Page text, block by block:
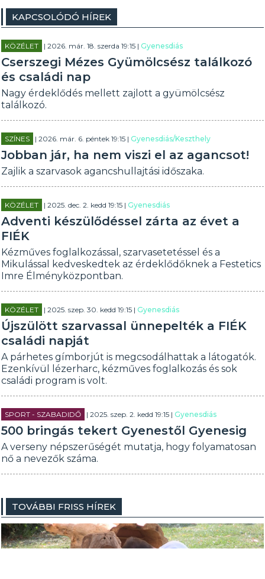
KAPCSOLÓDÓ HÍREK
KÖZÉLET | 2026. már. 18. szerda 19:15 |Gyenesdiás
Cserszegi Mézes Gyümölcsész találkozó
és családi nap
Nagy érdeklődés mellett zajlott a gyümölcsész
találkozó.
SZÍNES | 2026. már. 6. péntek 19:15 |Gyenesdiás/Keszthely
Jobban jár, ha nem viszi el az agancsot!
Zajlik a szarvasok agancshullajtási időszaka.
KÖZÉLET | 2025. dec. 2. kedd 19:15 |Gyenesdiás
Adventi készülődéssel zárta az évet a
FIÉK
Kézműves foglalkozással, szarvasetetéssel és a
Mikulással kedveskedtek az érdeklődőknek a Festetics
Imre Élményközpontban.
KÖZÉLET | 2025. szep. 30. kedd 19:15 |Gyenesdiás
Újszülött szarvassal ünnepelték a FIÉK
családi napját
A párhetes gímborjút is megcsodálhattak a látogatók.
Ezenkívül lézerharc, kézműves foglalkozás és sok
családi program is volt.
SPORT - SZABADIDŐ | 2025. szep. 2. kedd 19:15 |Gyenesdiás
500 bringás tekert Gyenestől Gyenesig
A verseny népszerűségét mutatja, hogy folyamatosan
nő a nevezők száma.
TOVÁBBI FRISS HÍREK